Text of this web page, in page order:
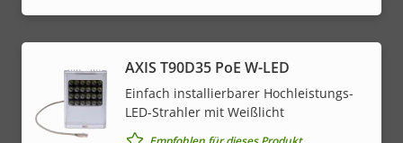
AXIS T90D35 PoE W-LED
Einfach installierbarer Hochleistungs-
LED-Strahler mit Weißlicht